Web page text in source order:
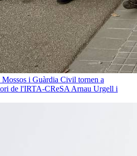
Mossos i Guàrdia Civil tornen a
de l'IRTA-CReSA Arnau Urgell i